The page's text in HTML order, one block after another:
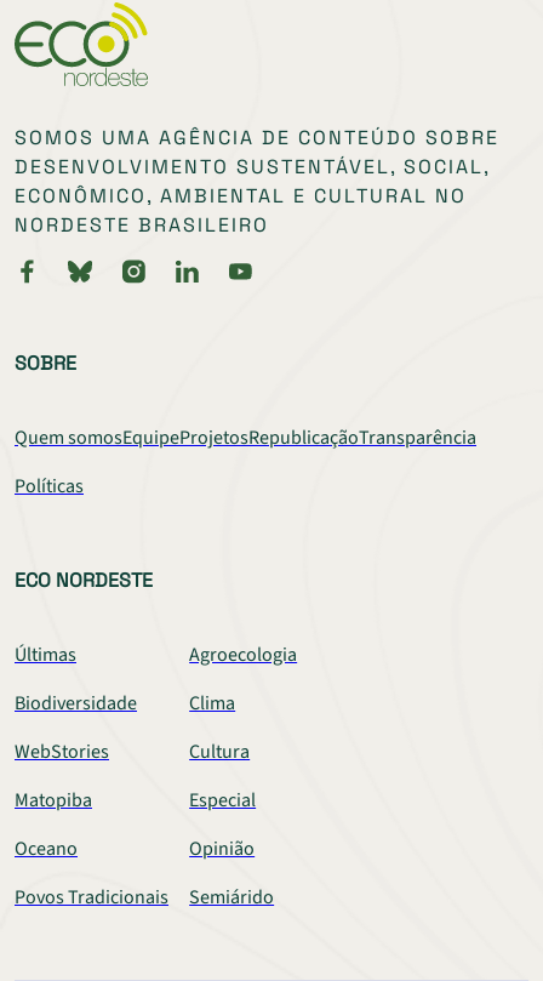
SOMOS UMA AGÊNCIA DE CONTEÚDO SOBRE
DESENVOLVIMENTO SUSTENTÁVEL, SOCIAL,
ECONÔMICO, AMBIENTAL E CULTURAL NO
NORDESTE BRASILEIRO
SOBRE
Quem somosEquipeProjetosRepublicaçãoTransparência
Políticas
ECO NORDESTE
Últimas
Agroecologia
Biodiversidade
Clima
WebStories
Cultura
Matopiba
Especial
Oceano
Opinião
Povos Tradicionais
Semiárido